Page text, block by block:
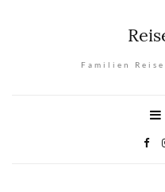
Familien